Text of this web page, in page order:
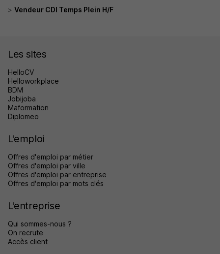
Vendeur CDI Temps Plein H/F
Les sites
HelloCV
Helloworkplace
BDM
Jobijoba
Maformation
Diplomeo
L'emploi
Offres d'emploi par métier
Offres d'emploi par ville
Offres d'emploi par entreprise
Offres d'emploi par mots clés
L'entreprise
Qui sommes-nous ?
On recrute
Accès client